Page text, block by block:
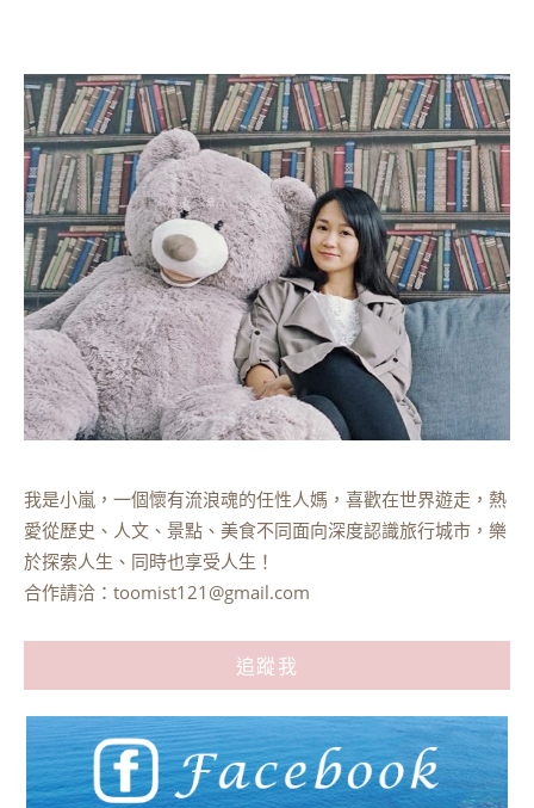
我是小嵐，一個懷有流浪魂的任性人媽，喜歡在世界遊走，熱
愛從歷史、人文、景點、美食不同面向深度認識旅行城市，樂
於探索人生、同時也享受人生！
合作請洽： toomist121@gmail.com
追蹤我